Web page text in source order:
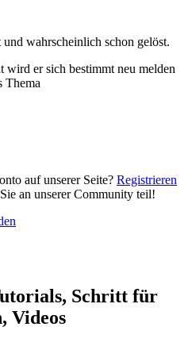
wahrscheinlich schon gelöst.
wird er sich bestimmt neu melden
Thema
auf unserer Seite? Registrieren
an unserer Community teil!
Schritt für
Videos